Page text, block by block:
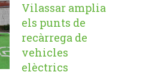
Vilassar amplia
els punts de
recàrrega de
vehicles
elèctrics